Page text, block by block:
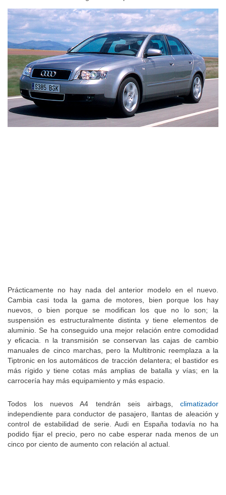
Prácticamente no hay nada del anterior modelo en el nuevo.
Cambia casi toda la gama de motores, bien porque los hay
nuevos, o bien porque se modifican los que no lo son; la
suspensión es estructuralmente distinta y tiene elementos de
aluminio. Se ha conseguido una mejor relación entre comodidad
y eficacia. n la transmisión se conservan las cajas de cambio
manuales de cinco marchas, pero la Multitronic reemplaza a la
Tiptronic en los automáticos de tracción delantera; el bastidor es
más rígido y tiene cotas más amplias de batalla y vías; en la
Todos los nuevos A4 tendrán seis airbags,climatizador
independiente para conductor de pasajero, llantas de aleación y
control de estabilidad de serie. Audi en España todavía no ha
podido fijar el precio, pero no cabe esperar nada menos de un